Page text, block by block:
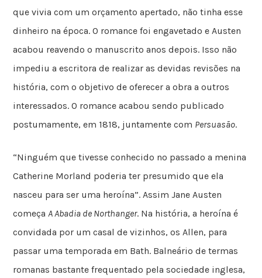
que vivia com um orçamento apertado, não tinha esse
dinheiro na época. O romance foi engavetado e Austen
acabou reavendo o manuscrito anos depois. Isso não
impediu a escritora de realizar as devidas revisões na
história, com o objetivo de oferecer a obra a outros
interessados. O romance acabou sendo publicado
postumamente, em 1818, juntamente com Persuasão.
“Ninguém que tivesse conhecido no passado a menina
Catherine Morland poderia ter presumido que ela
nasceu para ser uma heroína”. Assim Jane Austen
começaA Abadia de Northanger. Na história, a heroína é
convidada por um casal de vizinhos, os Allen, para
passar uma temporada em Bath. Balneário de termas
romanas bastante frequentado pela sociedade inglesa,